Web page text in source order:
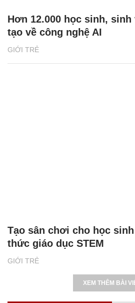
GIỚI TRẺ
Hơn 12.000 học sinh,
tạo về công nghệ AI
GIỚI TRẺ
Tạo sân chơi cho học
thức giáo dục STEM
XEM THÊM BÀI